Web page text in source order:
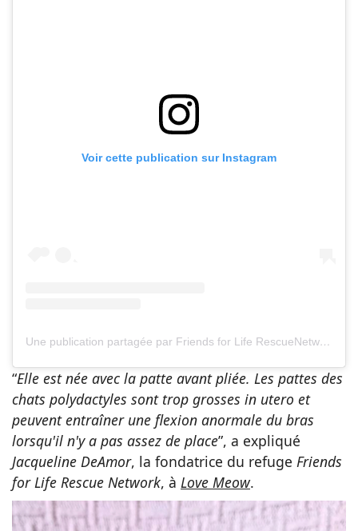
Voir cette publication sur Instagram
Une publication partagée par Friends for Life RescueNetwork (@fflrescuenetwork)
“Elle est née avec la patte avant pliée. Les pattes des
chats polydactyles sont trop grosses in utero et
peuvent entraîner une flexion anormale du bras
lorsqu'il n'y a pas assez de place”, a expliqué
Jacqueline DeAmor, la fondatrice du refuge Friends
for Life Rescue Network, à Love Meow.